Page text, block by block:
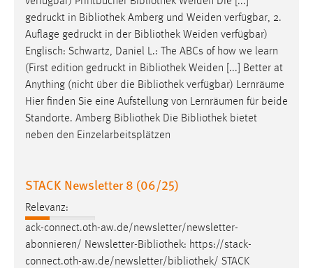
gedruckt in Bibliothek Amberg und Weiden verfügbar, 2.
Auflage gedruckt in der Bibliothek Weiden verfügbar)
Englisch: Schwartz, Daniel L.: The ABCs of how we learn
(First edition gedruckt in Bibliothek Weiden [...] Better at
Anything (nicht über die Bibliothek verfügbar) Lernräume
Hier finden Sie eine Aufstellung von Lernräumen für beide
Standorte. Amberg Bibliothek Die Bibliothek bietet
neben den Einzelarbeitsplätzen
STACK Newsletter 8 (06/25)
Relevanz:
ack-connect.oth-aw.de/newsletter/newsletter-
abonnieren/ Newsletter-Bibliothek: https://stack-
connect.oth-aw.de/newsletter/bibliothek/ STACK
30 Tage
Chat
Name:
MibewSessionID, MIBEW_UserID, mibew_locale, mibew-
chat-frame-style-5e9dbeb1811c0446
Zweck:
MibewSessionID, mibew-chat-frame-style-
5e9dbeb1811c0446 = Sitzungslaufzeit, mibew_locale = 3
Jahre, MIBEW_UserID = 1 Jahr
Login